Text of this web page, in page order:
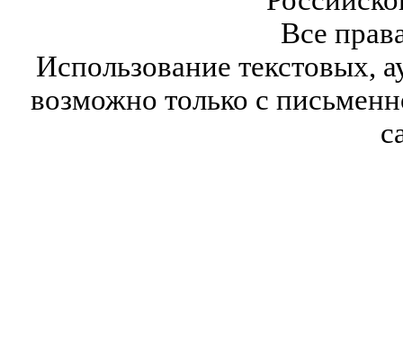
Все
Использование текстовых,
возможно только с